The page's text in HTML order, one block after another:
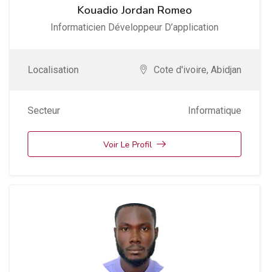
Kouadio Jordan Romeo
Informaticien Développeur D’application
Localisation Cote d'ivoire, Abidjan
Secteur Informatique
Voir Le Profil